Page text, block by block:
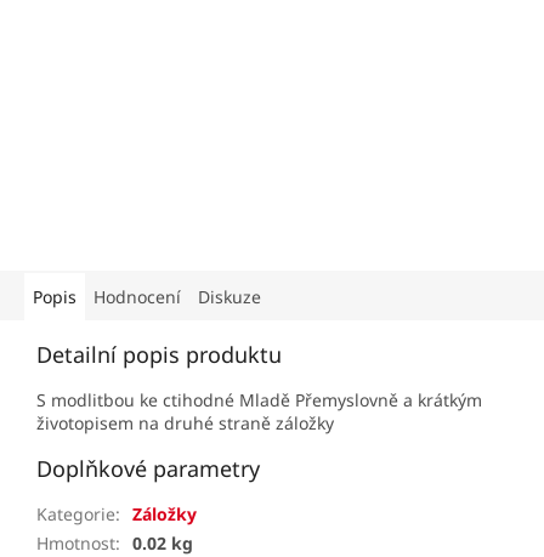
Popis Hodnocení Diskuze
Detailní popis produktu
S modlitbou ke ctihodné Mladě Přemyslovně a krátkým
životopisem na druhé straně záložky
Doplňkové parametry
Kategorie: Záložky
Hmotnost: 0.02 kg